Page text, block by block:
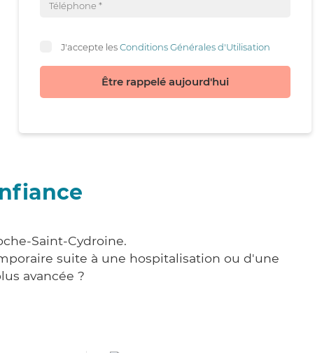
J'accepte lesConditions Générales d'Utilisation
Être rappelé aujourd'hui
Saint-Cydroine.
suite à une hospitalisation ou d'une
avancée ?